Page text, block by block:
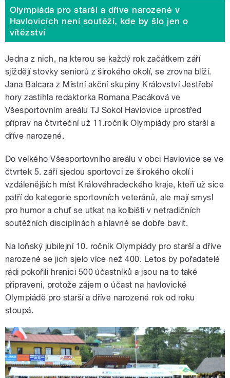
Olympiáda pro starší a dříve narozené v
Havlovicích není soutěží, kde by šlo jen o
vítězství
Jedna z nich, na kterou se každý rok začátkem září
sjíždějí stovky seniorů z širokého okolí, se zrovna blíží.
Jana Balcara z Místní akční skupiny Království Jestřebí
hory zastihla redaktorka Romana Pacáková ve
Všesportovním areálu TJ Sokol Havlovice uprostřed
příprav na čtvrteční už 11.ročník Olympiády pro starší a
dříve narozené.
Do velkého Všesportovního areálu v obci Havlovice se ve
čtvrtek 5. září sjedou sportovci ze širokého okolí i
vzdálenějších míst Královéhradeckého kraje, kteří už sice
patří do kategorie sportovních veteránů, ale mají smysl
pro humor a chuť se utkat na kolbišti v netradičních
soutěžních disciplínách a hlavně se dobře bavit.
Na loňský jubilejní 10. ročník Olympiády pro starší a dříve
narozené se jich sjelo více než 400. Letos by pořadatelé
rádi pokořili hranici 500 účastníků a jsou na to také
připraveni, protože zájem o účast na havlovické
Olympiádě pro starší a dříve narozené rok od roku
stoupá.